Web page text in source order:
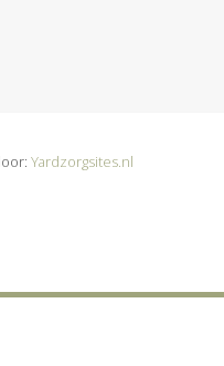
Yardzorgsites.nl